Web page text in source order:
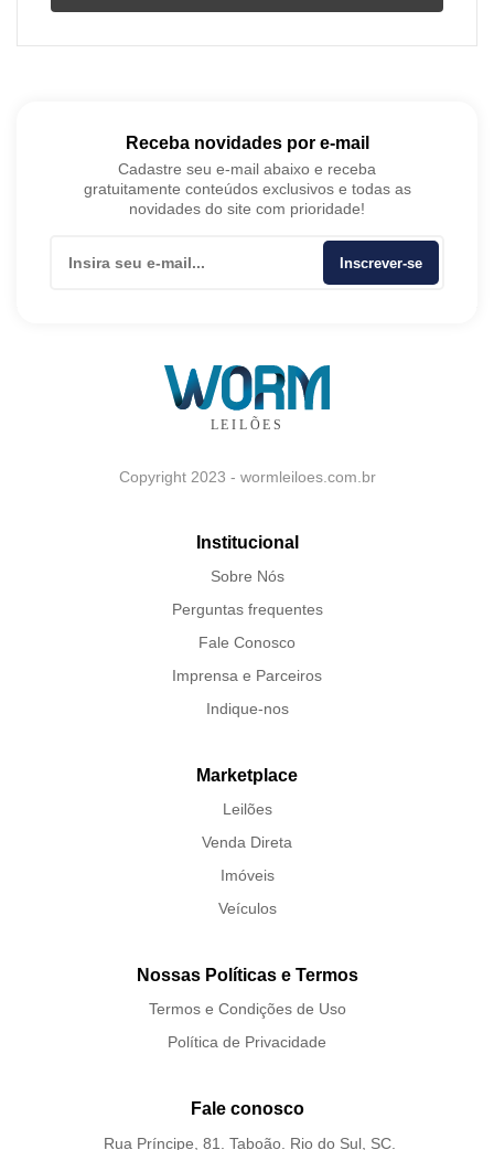
Receba novidades por e-mail
Cadastre seu e-mail abaixo e receba
gratuitamente conteúdos exclusivos e todas as
novidades do site com prioridade!
Inscrever-se
Copyright 2023 - wormleiloes.com.br
Institucional
Sobre Nós
Perguntas frequentes
Fale Conosco
Imprensa e Parceiros
Indique-nos
Marketplace
Leilões
Venda Direta
Imóveis
Veículos
Nossas Políticas e Termos
Termos e Condições de Uso
Política de Privacidade
Fale conosco
Rua Príncipe, 81. Taboão. Rio do Sul, SC.